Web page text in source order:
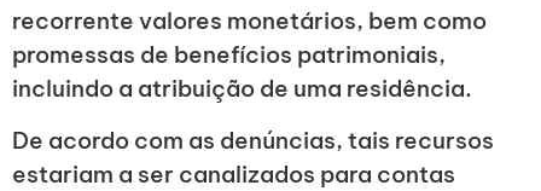
recorrente valores monetários, bem como
promessas de benefícios patrimoniais,
incluindo a atribuição de uma residência.
De acordo com as denúncias, tais recursos
estariam a ser canalizados para contas